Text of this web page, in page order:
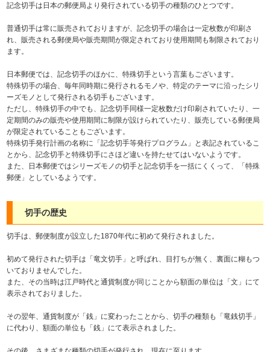
記念切手は日本の郵便局より発行されている切手の種類のひとつです。
普通切手は常に販売されておりますが、記念切手の場合は一定枚数が印刷さ
れ、販売される郵便局や販売期間が限定されており使用期間も制限されており
ます。
日本郵便では、記念切手のほかに、特殊切手という言葉もございます。
特殊切手の場合、毎年同時期に発行されるモノや、特定のテーマに沿ったシリ
ーズモノとして発行される切手もございます。
ただし、特殊切手の中でも、記念切手同様一定枚数だけ印刷されていたり、一
定期間のみの販売や使用期間に制限が設けられていたり、販売している郵便局
が限定されていることもございます。
特殊切手発行計画の名称に「記念切手等発行プログラム」と表記されているこ
とから、記念切手と特殊切手にさほど違いを持たせてはいないようです。
また、日本郵便ではシリーズモノの切手と記念切手を一括にくくって、「特殊
郵便」としているようです。
切手の歴史
切手は、郵便制度が設立した1870年代に初めて発行されました。
初めて発行された切手は「竜文切手」と呼ばれ、目打ちが無く、裏面に糊もつ
いておりませんでした。
また、その当時は江戸時代と通貨制度が同じことから額面の単位は「文」にて
表示されておりました。
その翌年、通貨制度が「銭」に変わったことから、切手の種類も「竜銭切手」
に代わり、額面の単位も「銭」にて表示されました。